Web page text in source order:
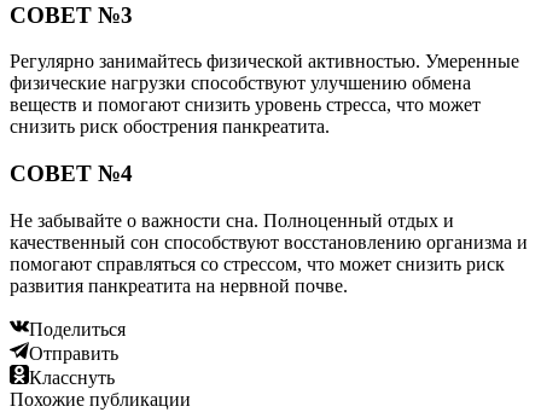
СОВЕТ №3
Регулярно занимайтесь физической активностью. Умеренные
физические нагрузки способствуют улучшению обмена
веществ и помогают снизить уровень стресса, что может
снизить риск обострения панкреатита.
СОВЕТ №4
Не забывайте о важности сна. Полноценный отдых и
качественный сон способствуют восстановлению организма и
помогают справляться со стрессом, что может снизить риск
развития панкреатита на нервной почве.
Поделиться
Отправить
Класснуть
Похожие публикации